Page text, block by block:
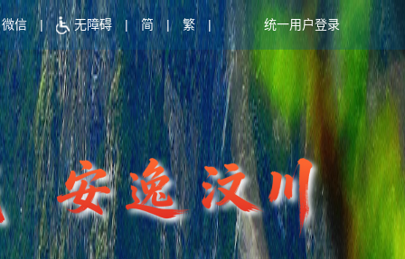
微信 | 无障碍 | 简 | 繁 | 统一用户登录